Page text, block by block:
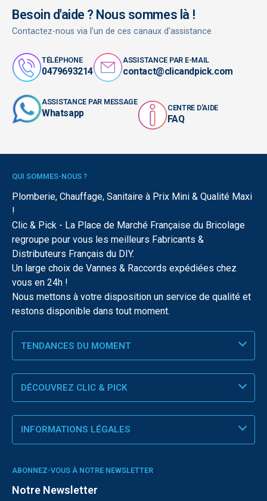
Besoin d'aide ? Nous sommes là !
Contactez-nous via l'un de ces canaux d'assistance
TÉLÉPHONE
0479693214
ASSISTANCE PAR E-MAIL
contact@clicandpick.com
ASSISTANCE PAR MESSAGE
Whatsapp CENTRE D'AIDE
FAQ
QUI SOMMES-NOUS ?
Plomberie, Chauffage, Sanitaire à Prix Mini & Qualité Maxi
!
Clic & Pick - La Place de Marché Française du Bricolage
regroupe pour vous les meilleurs Fabricants &
Distributeurs Français du DIY.
Un large choix de Vannes & Raccords expédiées chez
vous en 24h !
Nous mettons à votre disposition un service de qualité et
restons disponible dans tout moment.
TENDANCES DU MOMENT
DÉCOUVREZ CLIC & PICK
INFORMATIONS LÉGALES
ABONNEZ-VOUS À NOTRE NEWSLETTER
Notre Newsletter